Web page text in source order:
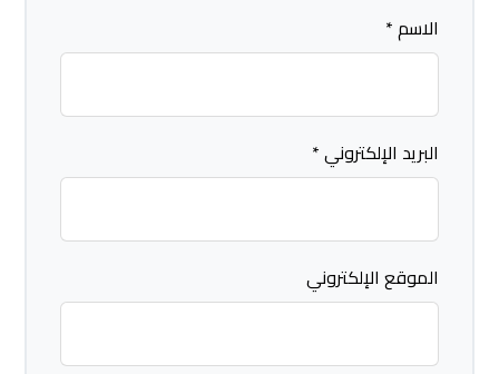
الاسم*
البريد الإلكتروني*
الموقع الإلكتروني